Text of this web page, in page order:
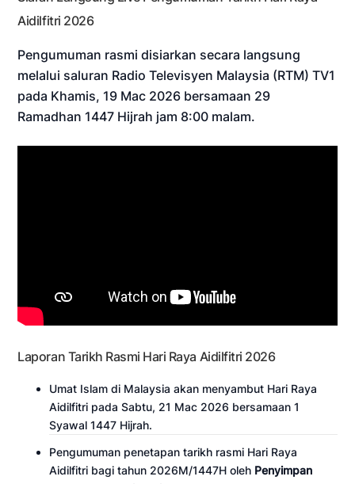
Aidilfitri 2026
Pengumuman rasmi disiarkan secara langsung
melalui saluran Radio Televisyen Malaysia (RTM) TV1
pada Khamis, 19 Mac 2026 bersamaan 29
Ramadhan 1447 Hijrah jam 8:00 malam.
Laporan Tarikh Rasmi Hari Raya Aidilfitri 2026
Umat Islam di Malaysia akan menyambut Hari Raya
Aidilfitri pada Sabtu, 21 Mac 2026 bersamaan 1
Syawal 1447 Hijrah.
Pengumuman penetapan tarikh rasmi Hari Raya
Aidilfitri bagi tahun 2026M/1447H oleh Penyimpan